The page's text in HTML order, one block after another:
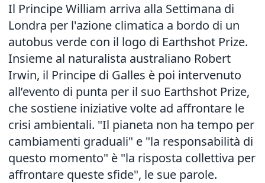
Il Principe William arriva alla Settimana di
Londra per l'azione climatica a bordo di un
autobus verde con il logo di Earthshot Prize.
Insieme al naturalista australiano Robert
Irwin, il Principe di Galles è poi intervenuto
all’evento di punta per il suo Earthshot Prize,
che sostiene iniziative volte ad affrontare le
crisi ambientali. "Il pianeta non ha tempo per
cambiamenti graduali" e "la responsabilità di
questo momento" è "la risposta collettiva per
affrontare queste sfide", le sue parole.